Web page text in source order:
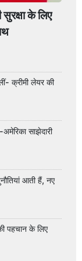
के लिए
क्रीमी लेयर की
साझेदारी
आती हैं, नए
पहचान के लिए